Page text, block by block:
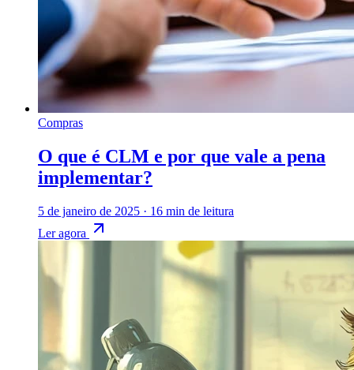
Compras
O que é CLM e por que vale a pena
implementar?
5 de janeiro de 2025 · 16 min de leitura
Ler agora